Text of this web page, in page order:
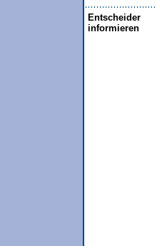
Entscheider
informieren